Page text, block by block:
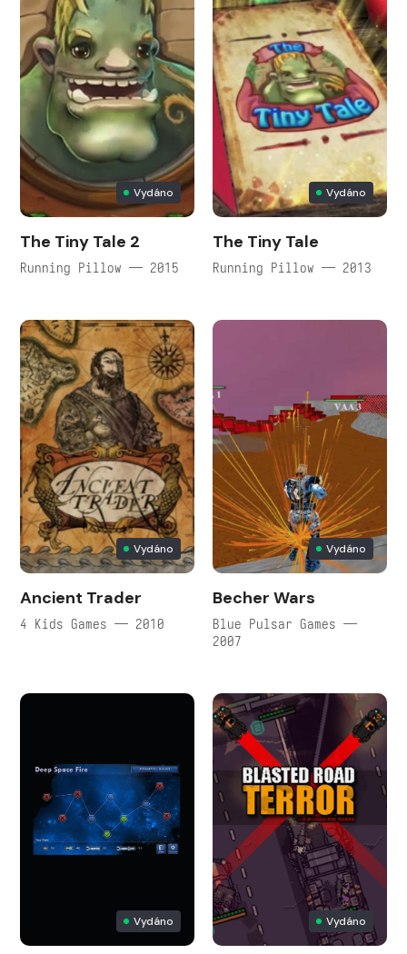
Vydáno
The Tiny Tale 2
Running Pillow — 2015
Vydáno
The Tiny Tale
Running Pillow — 2013
Vydáno
Ancient Trader
4 Kids Games — 2010
Vydáno
Becher Wars
Blue Pulsar Games —
2007
Vydáno Vydáno